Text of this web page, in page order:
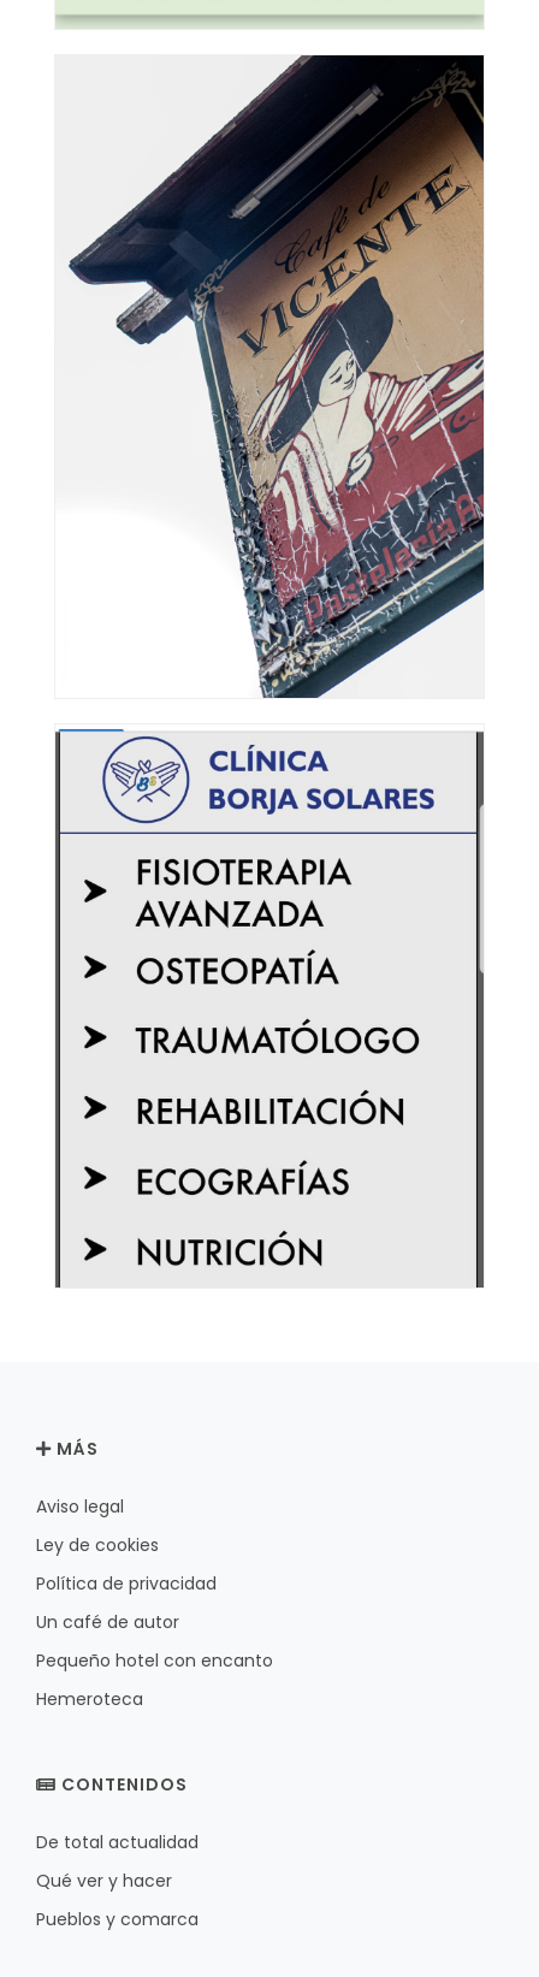
MÁS
Aviso legal
Ley de cookies
Política de privacidad
Un café de autor
Pequeño hotel con encanto
Hemeroteca
CONTENIDOS
De total actualidad
Qué ver y hacer
Pueblos y comarca